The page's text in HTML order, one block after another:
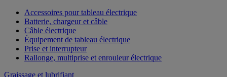
Accessoires pour tableau électrique
Batterie, chargeur et câble
Câble électrique
Équipement de tableau électrique
Prise et interrupteur
Rallonge, multiprise et enrouleur électrique
Graissage et lubrifiant